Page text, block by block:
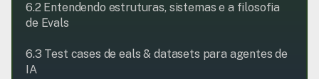
6.2 Entendendo estruturas, sistemas e a filosofia
de Evals
6.3 Test cases de eals & datasets para agentes de
IA